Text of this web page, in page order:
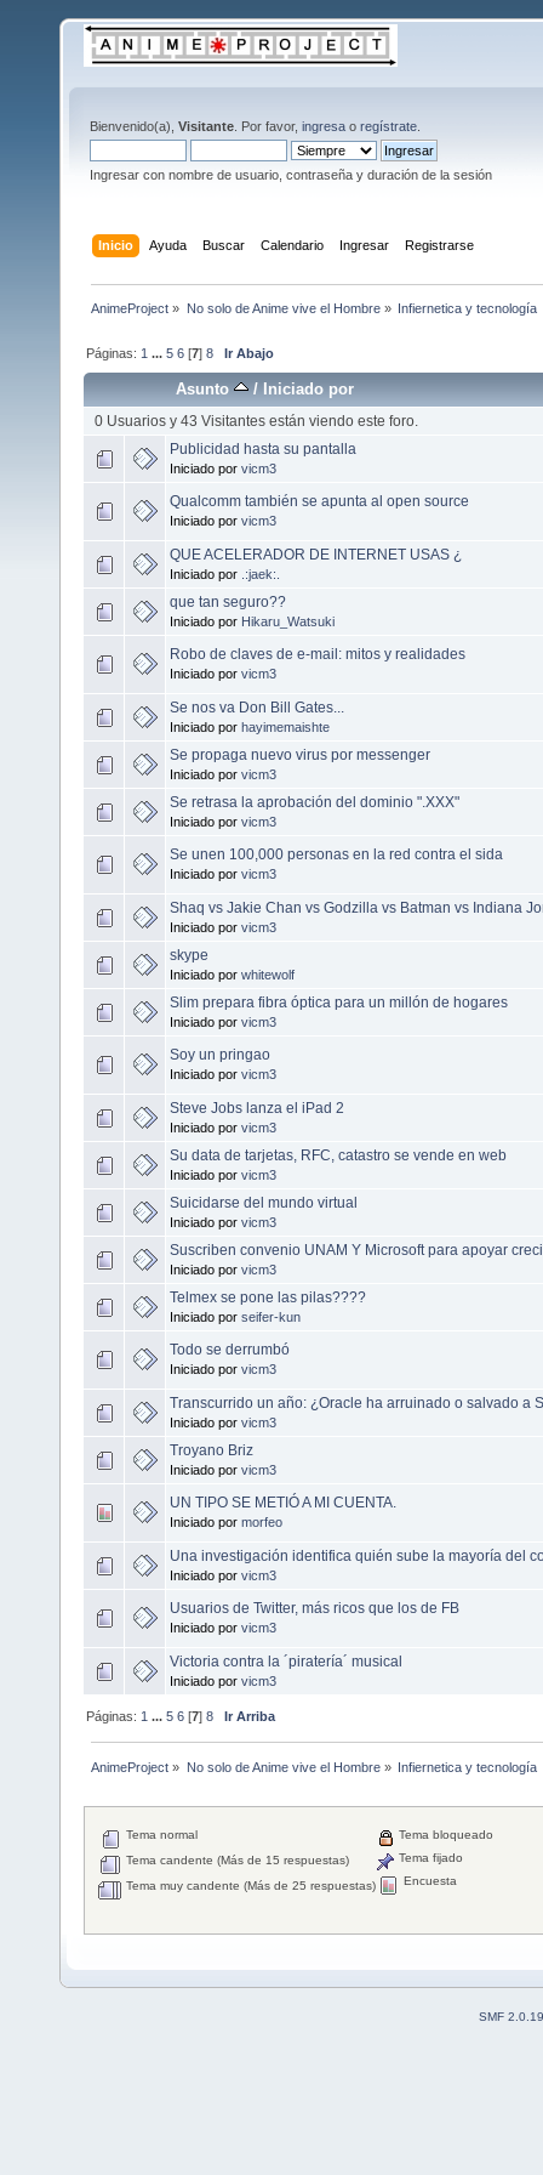
Bienvenido(a), Visitante . Por favor, ingresa o regístrate
Ingresar con nombre de usuario, contraseña y duración de la sesión
Inicio Ayuda Buscar Calendario Ingresar Registrarse
AnimeProject » No solo de Anime vive el Hombre» Infiernetica y tecnología
Páginas: 1 ...5 6 [7]8 Ir Abajo
Asunto /Iniciado por
0 Usuarios y 43 Visitantes están viendo este foro.
Publicidad hasta su pantalla
Iniciado por vicm3
Qualcomm también se apunta al open source
Iniciado por vicm3
QUE ACELERADOR DE INTERNET USAS ¿
Iniciado por .:jaek:.
que tan seguro??
Iniciado por Hikaru_Watsuki
Robo de claves de e-mail: mitos y realidades
Iniciado por vicm3
Se nos va Don Bill Gates...
Iniciado por hayimemaishte
Se propaga nuevo virus por messenger
Iniciado por vicm3
Se retrasa la aprobación del dominio ".XXX"
Iniciado por vicm3
Se unen 100,000 personas en la red contra el sida
Iniciado por vicm3
Shaq vs Jakie Chan vs Godzilla vs Batman vs Indiana
Iniciado por vicm3
skype
Iniciado por whitewolf
Slim prepara fibra óptica para un millón de hogares
Iniciado por vicm3
Soy un pringao
Iniciado por vicm3
Steve Jobs lanza el iPad 2
Iniciado por vicm3
Su data de tarjetas, RFC, catastro se vende en web
Iniciado por vicm3
Suicidarse del mundo virtual
Iniciado por vicm3
Suscriben convenio UNAM Y Microsoft para apoyar
Iniciado por vicm3
Telmex se pone las pilas????
Iniciado por seifer-kun
Todo se derrumbó
Iniciado por vicm3
Transcurrido un año: ¿Oracle ha arruinado o salvado a
Iniciado por vicm3
Troyano Briz
Iniciado por vicm3
UN TIPO SE METIÓ A MI CUENTA.
Iniciado por morfeo
Una investigación identifica quién sube la mayoría del
Iniciado por vicm3
Usuarios de Twitter, más ricos que los de FB
Iniciado por vicm3
Victoria contra la ´piratería´ musical
Iniciado por vicm3
Páginas: 1 ...5 6 [7]8 Ir Arriba
AnimeProject » No solo de Anime vive el Hombre» Infiernetica y tecnología
Tema normal
Tema candente (Más de 15 respuestas)
Tema muy candente (Más de 25 respuestas)
Tema bloqueado
Tema fijado
Encuesta
SMF 2.0.19